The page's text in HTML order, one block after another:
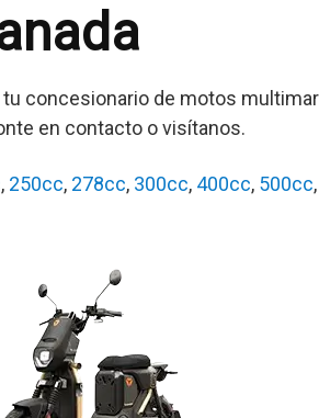
concesionario de motos
en contacto o visítanos.
, 250cc, 278cc, 300cc, 400cc, 500cc,